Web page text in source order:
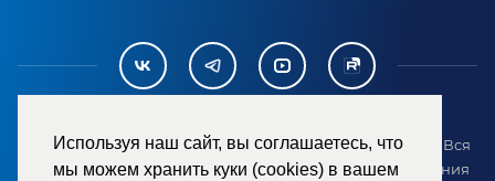
Используя наш сайт, вы соглашаетесь, что
мы можем хранить куки (cookies) в вашем
2007-2026 © ООО «ТД «РЕМЕЗА». Все права защищены. Вся
информация на сайте размещена в целях предоставления